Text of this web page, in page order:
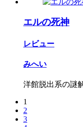
エルの死神
レビュー
みへい
洋館脱出系の謎
1
2
3